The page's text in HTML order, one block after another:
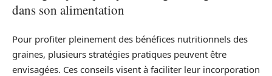
dans son alimentation
Pour profiter pleinement des bénéfices nutritionnels des
graines, plusieurs stratégies pratiques peuvent être
envisagées. Ces conseils visent à faciliter leur incorporation